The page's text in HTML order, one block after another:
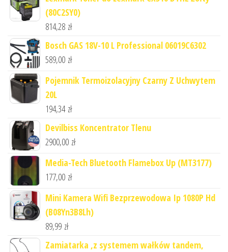
(80C2SY0)
814,28 zł
Bosch GAS 18V-10 L Professional 06019C6302
589,00 zł
Pojemnik Termoizolacyjny Czarny Z Uchwytem
20L
194,34 zł
Devilbiss Koncentrator Tlenu
2900,00 zł
Media-Tech Bluetooth Flamebox Up (MT3177)
177,00 zł
Mini Kamera Wifi Bezprzewodowa Ip 1080P Hd
(B08Yn3B8Lh)
89,99 zł
Zamiatarka ,z systemem wałków tandem,